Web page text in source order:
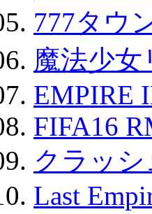
777タウ
魔法少
EMPIRE
FIFA16
クラッ
Last